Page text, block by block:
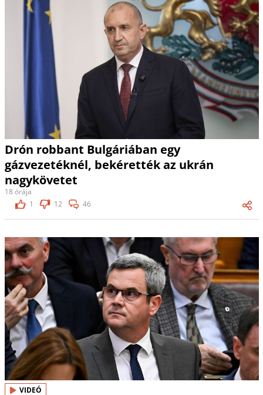
Drón robbant Bulgáriában egy
gázvezetéknél, bekérették az ukrán
nagykövetet
18 órája
1
12 46
VIDEÓ